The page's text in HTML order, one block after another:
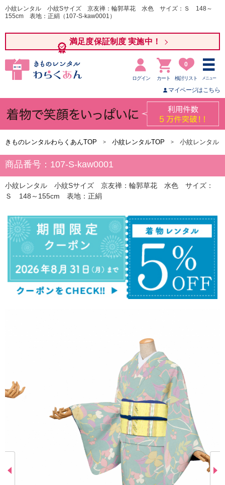
小紋レンタル 小紋Sサイズ 京友禅：輪郭草花 水色 サイズ：Ｓ 148～
155cm 表地：正絹（107-S-kaw0001）
満足度保証制度 実施中！
ログイン カート
0
検討リスト メニュー
マイページはこちら
きものレンタルわらくあんTOP 小紋レンタルTOP 小紋レンタル
商品番号：107-S-kaw0001
小紋レンタル 小紋Sサイズ 京友禅：輪郭草花 水色 サイズ：
Ｓ 148～155cm 表地：正絹